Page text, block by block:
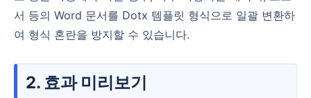
서 등의 Word 문서를 Dotx 템플릿 형식으로 일괄 변환하
여 형식 혼란을 방지할 수 있습니다.
2. 효과 미리보기